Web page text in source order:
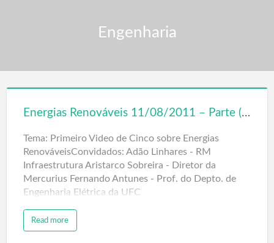
Engenharia
Energias Renováveis 11/08/2011 – Parte (1/5)
Tema: Primeiro Video de Cinco sobre Energias
RenováveisConvidados: Adão Linhares - RM
Infraestrutura Aristarco Sobreira - Diretor da
Mercurius Fernando Antunes - Prof. do Depto. de
Engenharia Elétrica da UFC
Read more